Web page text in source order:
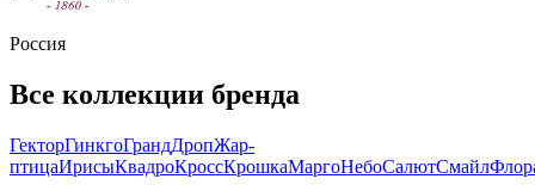
Россия
Все коллекции бренда
ГекторГинкгоГрандДропЖар-
птицаИрисыКвадроКроссКрошкаМаргоНебоСалютСмайл